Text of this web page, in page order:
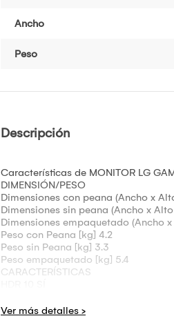
Ancho
Peso
Descripción
Características de MONITOR LG
DIMENSIÓN/PESO
Dimensiones con peana (Ancho x
Dimensiones sin peana (Ancho x
Dimensiones empaquetado (Ancho
Peso con Peana [kg] 4.2
Peso sin Peana [kg] 3.3
Peso empaquetado [kg] 5.4
CARACTERÍSTICAS
Debilidad de Color SÍ